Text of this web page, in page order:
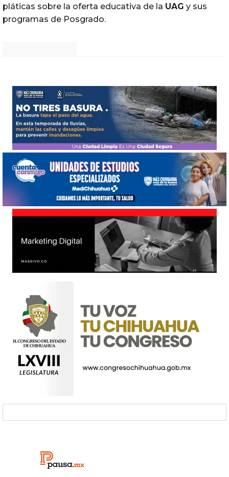
pláticas sobre la oferta educativa de la UAG y sus
programas de Posgrado.